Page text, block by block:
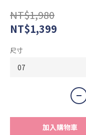
NT$1,980
NT$1,399
尺寸
加入購物車